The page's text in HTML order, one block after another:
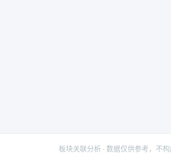
板块关联分析 · 数据仅供参考，不